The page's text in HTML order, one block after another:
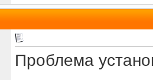
Проблема